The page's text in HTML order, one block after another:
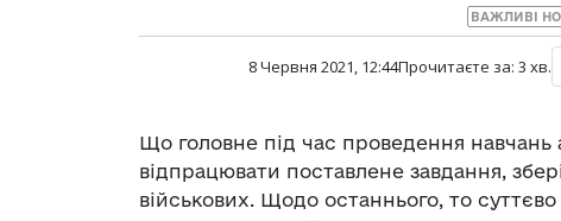
ВАЖЛИВІ
8 Червня 2021, 12:44Прочитаєте за: 3 хв.
Що головне під час проведення навчань
відпрацювати поставлене завдання,
військових. Щодо останнього, то